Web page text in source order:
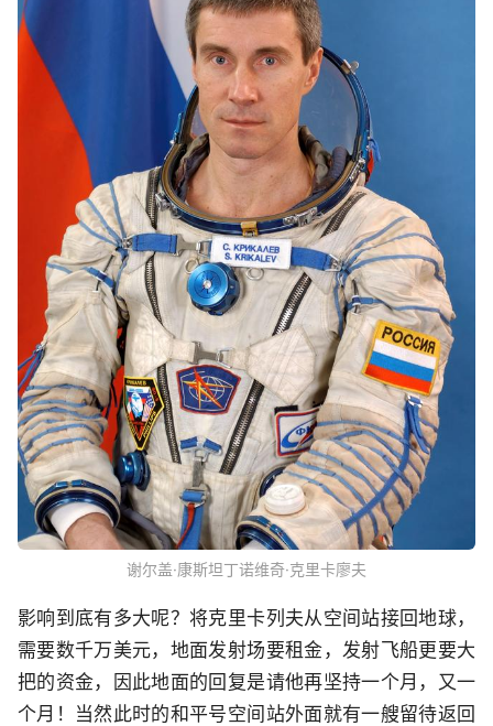
谢尔盖·康斯坦丁诺维奇·克里卡廖夫
影响到底有多大呢？将克里卡列夫从空间站接回地球，
需要数千万美元，地面发射场要租金，发射飞船更要大
把的资金，因此地面的回复是请他再坚持一个月，又一
个月！当然此时的和平号空间站外面就有一艘留待返回